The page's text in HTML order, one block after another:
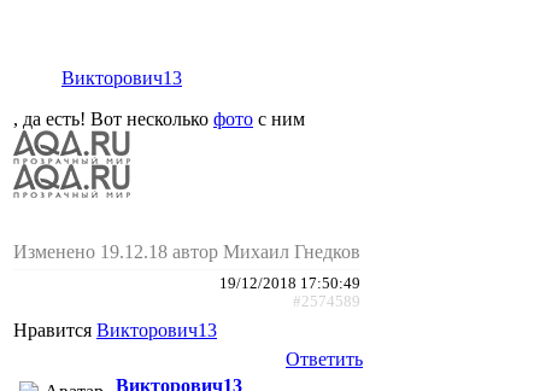
Викторович13
, да есть! Вот несколько фото с ним
Изменено 19.12.18 автор Михаил Гнедков
19/12/2018 17:50:49
#2574589
Нравится Викторович13
Ответить
Викторович13